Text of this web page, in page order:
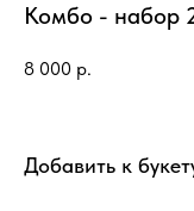
Комбо - набор
8 000 р.
Добавить к